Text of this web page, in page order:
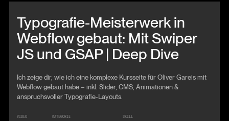
Typografie-Meisterwerk in
Webflow gebaut: Mit Swiper
JS und GSAP | Deep Dive
Ich zeige dir, wie ich eine komplexe Kursseite für Oliver Gareis mit
Webflow gebaut habe – inkl. Slider, CMS, Animationen &
anspruchsvoller Typografie-Layouts.
VIDEO KATEGORIE SKILL